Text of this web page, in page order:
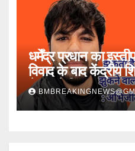
धर्मेंद्र प्रधान का
विवाद के बाद केंद्रीय
ने पद से दिया त्यागपत्र